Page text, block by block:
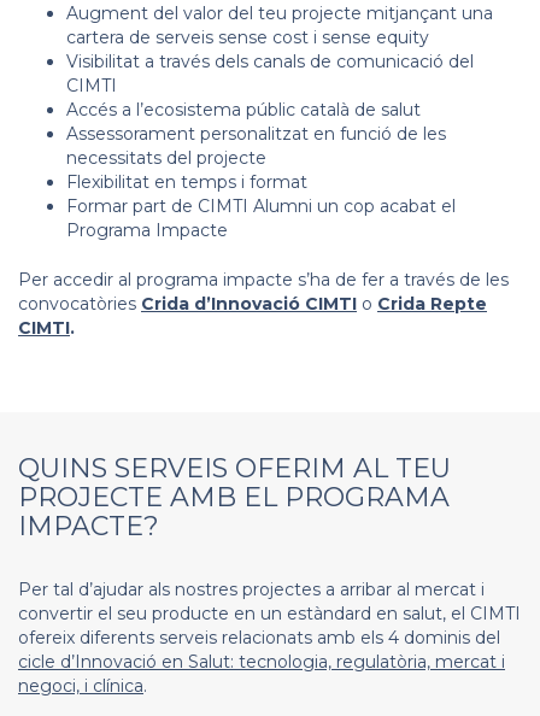
Augment del valor del teu projecte mitjançant una
cartera de serveis sense cost i sense equity
Visibilitat a través dels canals de comunicació del
CIMTI
Accés a l’ecosistema públic català de salut
Assessorament personalitzat en funció de les
necessitats del projecte
Flexibilitat en temps i format
Formar part de CIMTI Alumni un cop acabat el
Programa Impacte
Per accedir al programa impacte s’ha de fer a través de les
convocatòries Crida d’Innovació CIMTI o Crida Repte
CIMTI.
QUINS SERVEIS OFERIM AL TEU
PROJECTE AMB EL PROGRAMA
IMPACTE?
Per tal d’ajudar als nostres projectes a arribar al mercat i
convertir el seu producte en un estàndard en salut, el CIMTI
ofereix diferents serveis relacionats amb els 4 dominis del
cicle d’Innovació en Salut: tecnologia, regulatòria, mercat i
negoci, i clínica.